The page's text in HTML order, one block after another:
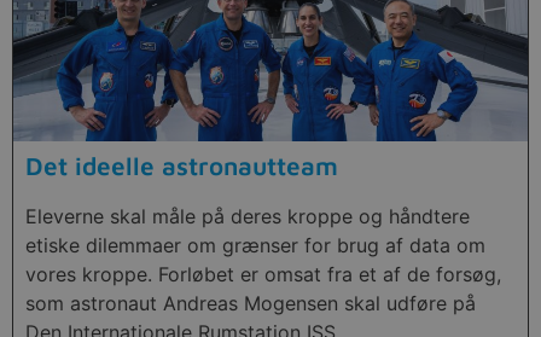
Det ideelle astronautteam
Eleverne skal måle på deres kroppe og håndtere
etiske dilemmaer om grænser for brug af data om
vores kroppe. Forløbet er omsat fra et af de forsøg,
som astronaut Andreas Mogensen skal udføre på
Den Internationale Rumstation ISS.